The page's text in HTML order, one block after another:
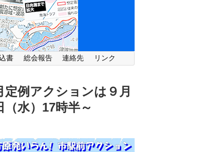
書 総会報告 連絡先 リンク
定例アクションは９月
（水） 17時半～